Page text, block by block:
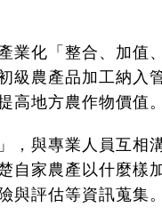
業化「整合、加
級農產品加工納入
高地方農作物價值。
，與專業人員互相
自家農產以什麼樣
與評估等資訊蒐集。